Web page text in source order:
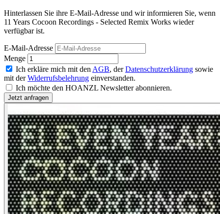
Hinterlassen Sie ihre E-Mail-Adresse und wir informieren Sie, wenn
11 Years Cocoon Recordings - Selected Remix Works wieder
verfügbar ist.
E-Mail-Adresse
Menge
Ich erkläre mich mit den AGB, derDatenschutzerklärung sowie
mit derWiderrufsbelehrung einverstanden.
Ich möchte den HOANZL Newsletter abonnieren.